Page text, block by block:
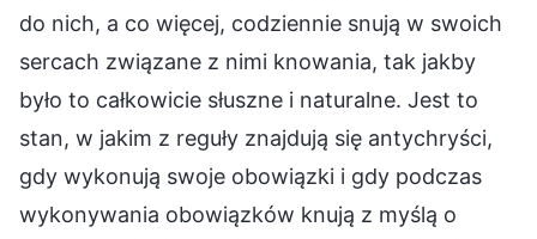
do nich, a co więcej, codziennie snują w swoich
sercach związane z nimi knowania, tak jakby
było to całkowicie słuszne i naturalne. Jest to
stan, w jakim z reguły znajdują się antychryści,
gdy wykonują swoje obowiązki i gdy podczas
wykonywania obowiązków knują z myślą o